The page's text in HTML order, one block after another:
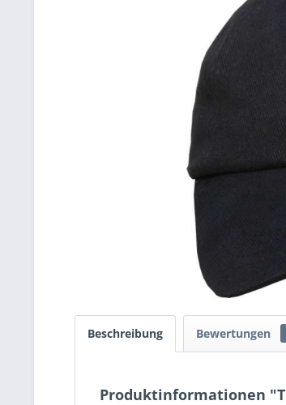
Beschreibung Bewertungen
Produktinformationen